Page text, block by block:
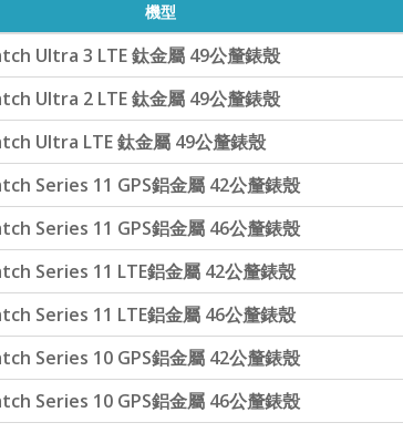
機型
Ultra 3 LTE 鈦金屬 49公釐錶殼
Ultra 2 LTE 鈦金屬 49公釐錶殼
Ultra LTE 鈦金屬 49公釐錶殼
Series 11 GPS鋁金屬 42公釐錶殼
Series 11 GPS鋁金屬 46公釐錶殼
Series 11 LTE鋁金屬 42公釐錶殼
Series 11 LTE鋁金屬 46公釐錶殼
Series 10 GPS鋁金屬 42公釐錶殼
Series 10 GPS鋁金屬 46公釐錶殼